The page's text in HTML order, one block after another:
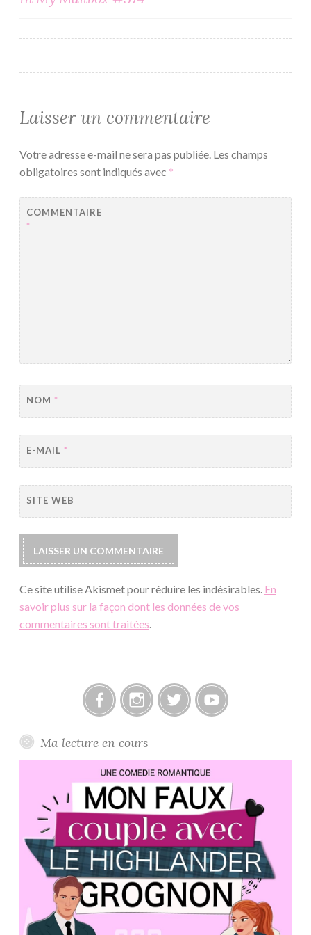
Laisser un commentaire
Votre adresse e-mail ne sera pas publiée. Les champs
obligatoires sont indiqués avec *
COMMENTAIRE
*
NOM *
E-MAIL *
SITE WEB
Ce site utilise Akismet pour réduire les indésirables. En
savoir plus sur la façon dont les données de vos
commentaires sont traitées.
Ma lecture en cours